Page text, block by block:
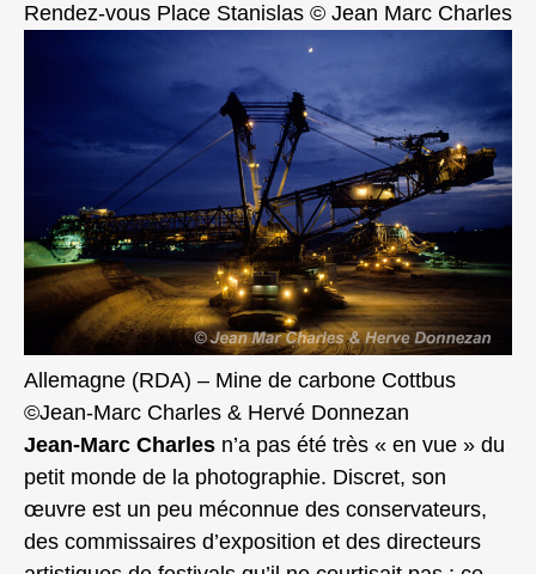
Rendez-vous Place Stanislas © Jean Marc Charles
Allemagne (RDA) – Mine de carbone Cottbus
©Jean-Marc Charles & Hervé Donnezan
Jean-Marc Charles n’a pas été très « en vue » du
petit monde de la photographie. Discret, son
œuvre est un peu méconnue des conservateurs,
des commissaires d’exposition et des directeurs